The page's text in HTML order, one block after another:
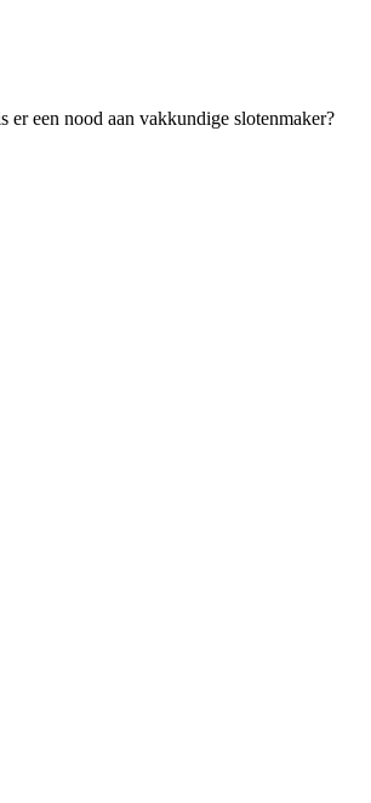
een nood aan vakkundige slotenmaker?